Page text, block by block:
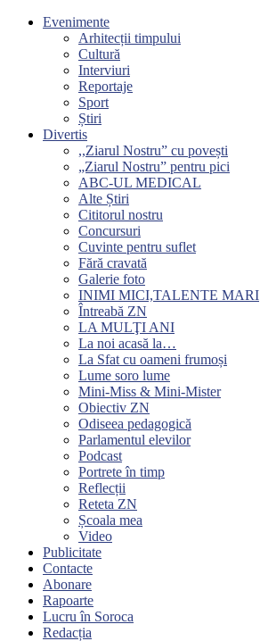
Evenimente
Arhitecții timpului
Cultură
Interviuri
Reportaje
Sport
Știri
Divertis
,,Ziarul Nostru” cu povești
„Ziarul Nostru” pentru pici
ABC-UL MEDICAL
Alte Știri
Cititorul nostru
Concursuri
Cuvinte pentru suflet
Fără cravată
Galerie foto
INIMI MICI,TALENTE MARI
Întreabă ZN
LA MULŢI ANI
La noi acasă la…
La Sfat cu oameni frumoși
Lume soro lume
Mini-Miss & Mini-Mister
Obiectiv ZN
Odiseea pedagogică
Parlamentul elevilor
Podcast
Portrete în timp
Reflecții
Reteta ZN
Școala mea
Video
Publicitate
Contacte
Abonare
Rapoarte
Lucru în Soroca
Redacția